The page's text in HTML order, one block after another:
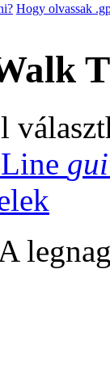
Hogy olvassak